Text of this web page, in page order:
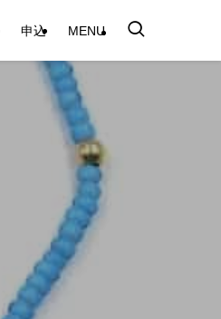
申込 MENU